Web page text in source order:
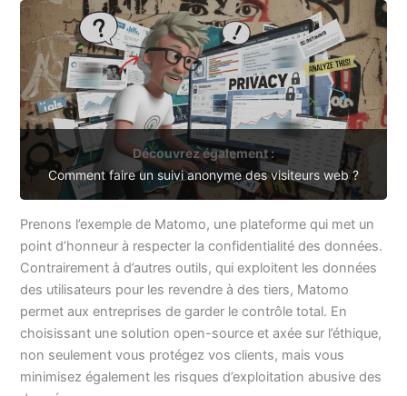
Découvrez également :
Comment faire un suivi anonyme des visiteurs web ?
Prenons l’exemple de Matomo, une plateforme qui met un
point d’honneur à respecter la confidentialité des données.
Contrairement à d’autres outils, qui exploitent les données
des utilisateurs pour les revendre à des tiers, Matomo
permet aux entreprises de garder le contrôle total. En
choisissant une solution open-source et axée sur l’éthique,
non seulement vous protégez vos clients, mais vous
minimisez également les risques d’exploitation abusive des